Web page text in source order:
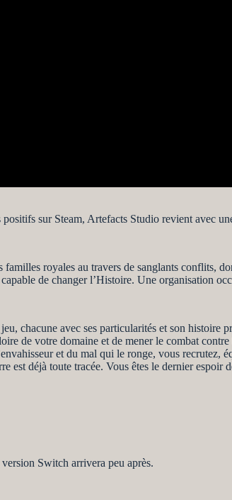
sur Steam, Artefacts Studio revient avec
royales au travers de sanglants conflits,
de changer l’Histoire. Une organisation
chacune avec ses particularités et son histoire
de votre domaine et de mener le combat contre
et du mal qui le ronge, vous recrutez,
est déjà toute tracée. Vous êtes le dernier espoir
Switch arrivera peu après.